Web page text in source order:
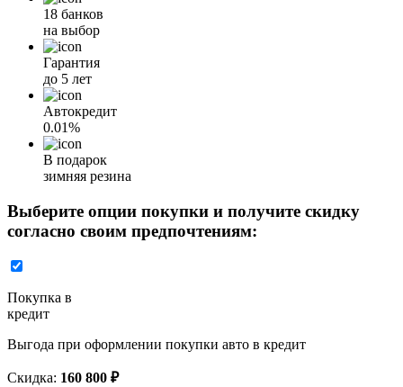
18 банков
на выбор
Гарантия
до 5 лет
Автокредит
0.01%
В подарок
зимняя резина
Выберите опции покупки и получите скидку
согласно своим предпочтениям:
Покупка в
кредит
Выгода при оформлении покупки авто в кредит
Скидка: 160 800 ₽